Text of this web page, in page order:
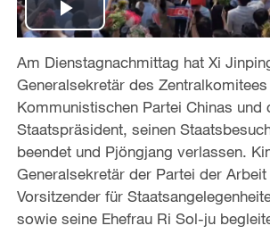
i
d
e
o
P
l
a
y
V
Am Dienstagnachmittag hat Xi
Generalsekretär des
Kommunistischen Partei Chinas und
Staatspräsident, seinen
beendet und Pjöngjang verlassen.
Generalsekretär der Partei der
Vorsitzender für
sowie seine Ehefrau Ri Sol-ju